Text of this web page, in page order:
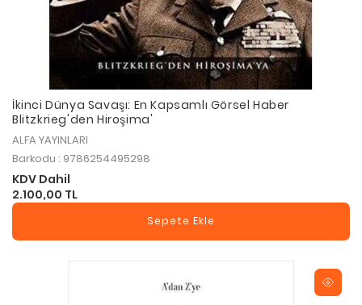
İkinci Dünya Savaşı: En Kapsamlı Görsel Haber
Blitzkrieg'den Hiroşima'
ALFA YAYINLARI
Barkodu : 9786254495298
KDV Dahil
2.100,00 TL
Sepete Ekle